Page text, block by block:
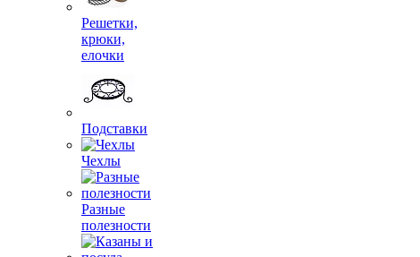
Решетки,
крюки,
елочки
Подставки
Чехлы
Разные
полезности